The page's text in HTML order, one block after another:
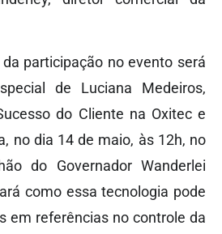
participação no evento será
de Luciana Medeiros,
do Cliente na Oxitec e
no dia 14 de maio, às 12h, no
do Governador Wanderlei
como essa tecnologia pode
em referências no controle da